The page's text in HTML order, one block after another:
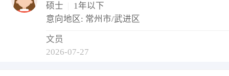
硕士
1年以下
意向地区: 常州市/武进区
文员
2026-07-27